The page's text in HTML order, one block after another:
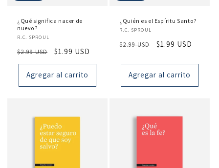
¿Qué significa nacer de
nuevo?
Proveedor:
R.C. SPROUL
Precio
habitual
$2.99 USD
Precio
de
oferta
$1.99 USD
Agregar al carrito
¿Quién es el Espíritu Santo?
Proveedor:
R.C. SPROUL
Precio
$2.99 USD
Precio
oferta
$1.99 USD
Agregar al carrito